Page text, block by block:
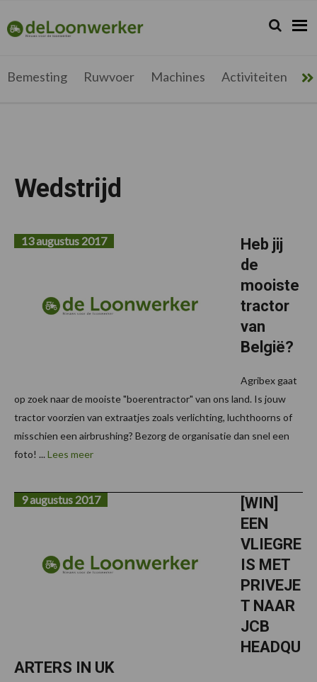
de
hoofdnavigatie
de
hoofd
de
voettekst
deloonwerker.be Zoeken...
Zoek
Bemesting Ruwvoer Machines Activiteiten
Wedstrijd
Heb jij
de
mooiste
tractor
van
België?
13 augustus 2017
Agribex gaat
op zoek naar de mooiste "boerentractor" van ons land. Is jouw
tractor voorzien van extraatjes zoals verlichting, luchthoorns of
misschien een airbrushing? Bezorg de organisatie dan snel een
foto! ... Lees meer
[WIN]
EEN
VLIEGRE
IS MET
PRIVEJE
T NAAR
JCB
HEADQU
ARTERS IN UK
9 augustus 2017